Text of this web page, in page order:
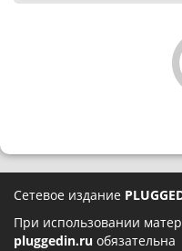
Сетевое издание
При использовании
pluggedin.ru обязательна